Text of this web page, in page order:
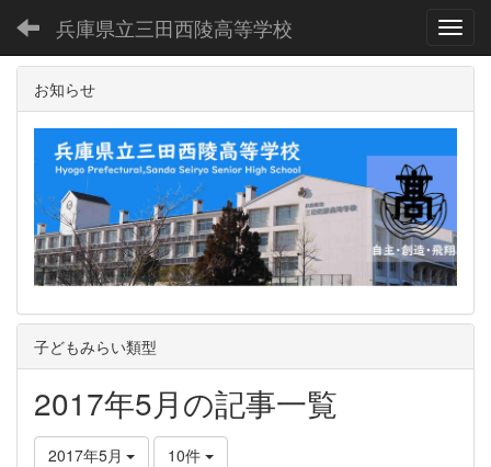
兵庫県立三田西陵高等学校
お知らせ
子どもみらい類型
2017年5月の記事一覧
2017年5月 10件